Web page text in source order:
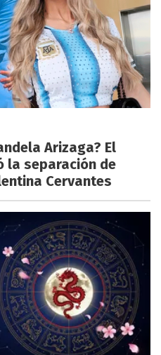
Arizaga? El
la separación de
Cervantes